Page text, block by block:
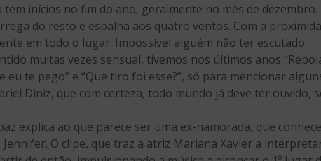
tem inícios no fim do ano, geralmente no mês de
do resto e espalha aos quatro ventos. Com a
em todo o lugar. Impossível alguém não ter escutado.
muitas vezes sensual, tivemos nos últimos anos
eu te pego” e “Que tiro foi esse?”, só para mencionar
Diniz, que com certeza, todo mundo já deve ter ouvido,
explica ao que parece ser uma ex-namorada, que
O clipe, que traz a atriz Mariana Xavier a